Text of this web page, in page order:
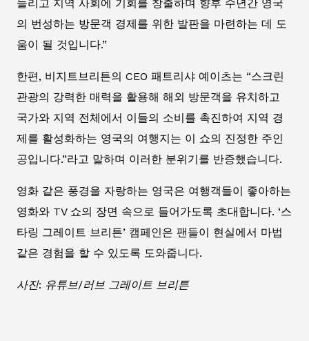
늘리고 지역 사회에 기회를 창출하며 향후 수년간 영국
의 번성하는 방문객 경제를 위한 발판을 마련하는 데 도
움이 될 것입니다.”
한편, 비지트브리튼의 CEO 패트리샤 예이츠는 “스크린
관광의 강력한 매력을 활용해 해외 방문객을 유치하고
국가와 지역 전체에서 이들의 소비를 촉진하여 지역 경
제를 활성화하는 영국의 여행지는 이 쇼의 진정한 주인
공입니다.”라고 말하며 이러한 분위기를 반증했습니다.
영화 같은 풍경을 자랑하는 영국은 여행객들이 좋아하는
영화와 TV 쇼의 장면 속으로 들어가도록 초대합니다. ‘스
타링 그레이트 브리튼’ 캠페인은 팬들이 현실에서 마법
같은 경험을 할 수 있도록 도와줍니다.
사진: 유튜브/러브 그레이트 브리튼